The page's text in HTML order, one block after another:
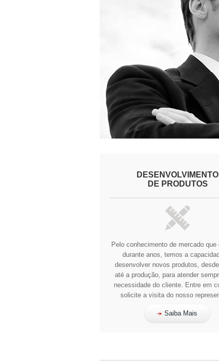
DESENVOLVIMENTO
DE PRODUTOS
Pelo conhecimento de mercado que
durante anos, temos a
desenvolver novos produtos,
até a produção, para atender
necessidade do cliente. Entre em
solicite a visita do nosso
Saiba Mais